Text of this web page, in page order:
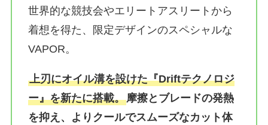
世界的な競技会やエリートアスリートから
着想を得た、限定デザインのスペシャルな
VAPOR。
上刃にオイル溝を設けた『Driftテクノロジ
ー』を新たに搭載。摩擦とブレードの発熱
を抑え、よりクールでスムーズなカット体